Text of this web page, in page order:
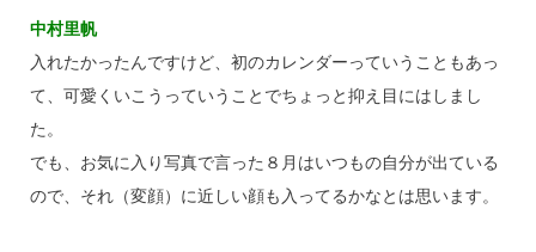
中村里帆
入れたかったんですけど、初のカレンダーっていうこともあっ
て、可愛くいこうっていうことでちょっと抑え目にはしまし
た。
でも、お気に入り写真で言った８月はいつもの自分が出ている
ので、それ（変顔）に近しい顔も入ってるかなとは思います。